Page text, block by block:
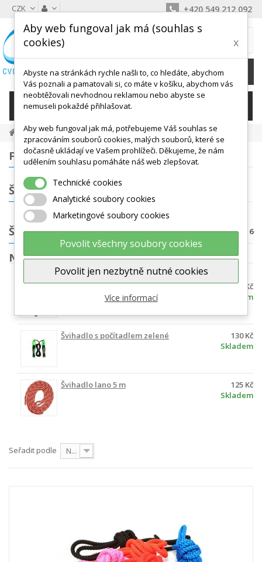
CZK +420 549 212 092
0 Kč
KATEGORIE
Posilování A Fitness Švihadla
FILTROVÁNÍ
ŠTÍTKY
ŠVIHADLA Počet produktů: 16
NEJPRODÁVANĚJŠÍ PRODUKTY V KATEGORII
Švihadlo JUTA - různé délky
104 Kč
Skladem
Švihadlo s počítadlem zelené
130 Kč
Skladem
Švihadlo lano 5 m
125 Kč
Skladem
Seřadit podle Nejprve produkty skladem
Aby web fungoval jak má (souhlas s
cookies)
x
Abyste na stránkách rychle našli to, co hledáte, abychom
Vás poznali a pamatovali si, co máte v košíku, abychom vás
neobtěžovali nevhodnou reklamou nebo abyste se
nemuseli pokaždé přihlašovat.
Aby web fungoval jak má, potřebujeme Váš souhlas se
zpracováním souborů cookies, malých souborů, které se
dočasně ukládají ve Vašem prohlížeči. Děkujeme, že nám
udělením souhlasu pomáháte náš web zlepšovat.
Technické cookies
Analytické soubory cookies
Marketingové soubory cookies
Povolit všechny soubory cookies
Povolit jen nezbytně nutné cookies
Více informací